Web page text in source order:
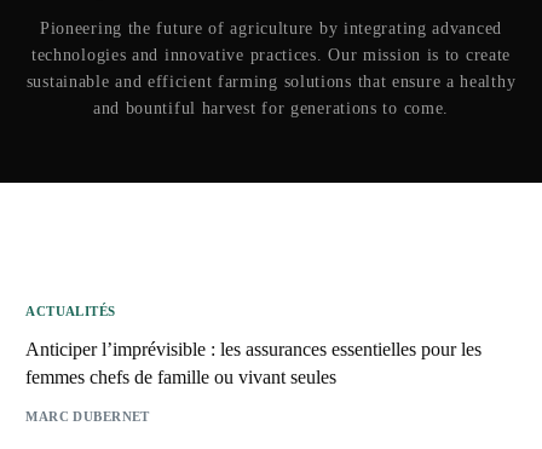
Pioneering the future of agriculture by integrating advanced
technologies and innovative practices. Our mission is to create
sustainable and efficient farming solutions that ensure a healthy
and bountiful harvest for generations to come.
ACTUALITÉS
Anticiper l’imprévisible : les assurances essentielles pour les
femmes chefs de famille ou vivant seules
MARC DUBERNET